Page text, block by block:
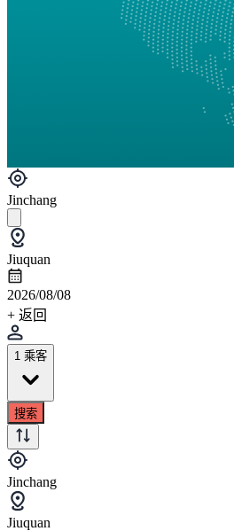
Jinchang
Jiuquan
2026/08/08
+ 返回
1 乘客
搜索
Jinchang
Jiuquan